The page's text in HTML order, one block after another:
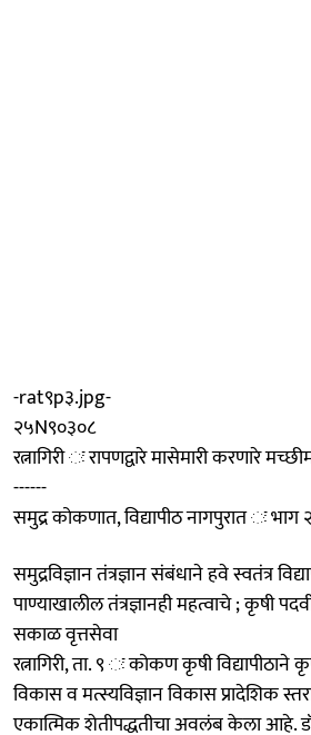
-rat९p३.jpg-
२५N९०३०८
रत्नागिरी ः रापणद्वारे मासेमारी करणारे
------
समुद्र कोकणात, विद्यापीठ नागपुरात ः भाग
समुद्रविज्ञान तंत्रज्ञान संबंधाने हवे स्वतंत्र
पाण्याखालील तंत्रज्ञानही महत्वाचे ; कृषी
सकाळ वृत्तसेवा
रत्नागिरी, ता. ९ ः कोकण कृषी
विकास व मत्स्यविज्ञान विकास प्रादेशिक
एकात्मिक शेतीपद्धतीचा अवलंब केला आहे.